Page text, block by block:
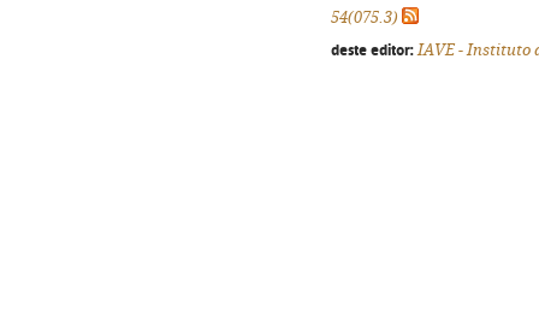
54(075.3)
deste editor: IAVE - Instituto